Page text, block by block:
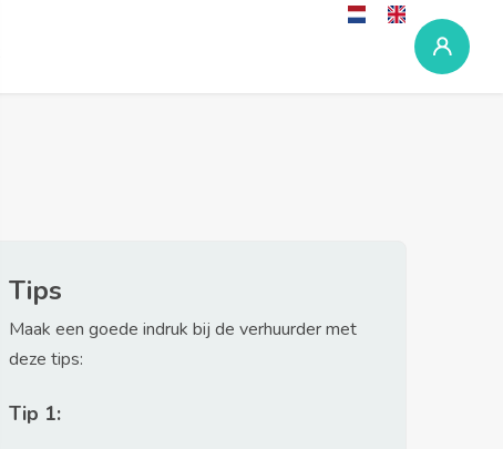
Tips
Maak een goede indruk bij de verhuurder met
deze tips:
Tip 1: